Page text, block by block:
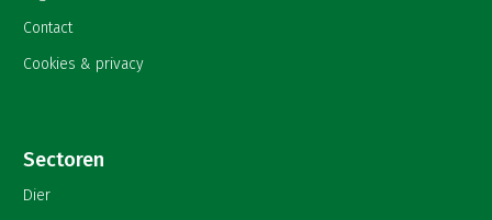
Contact
Cookies & privacy
Sectoren
Dier